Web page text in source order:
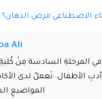
الاصطناعي مرض الذهان؟
Ali
المرحلةِ السادسة مِنْ
أدبِ الأطفال. تَعملُ لدى
المواضيعِ